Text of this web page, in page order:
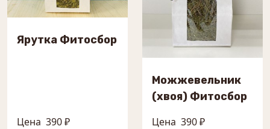
Ярутка Фитосбор
Цена 390 ₽
Можжевельник
(хвоя) Фитосбор
Цена 390 ₽